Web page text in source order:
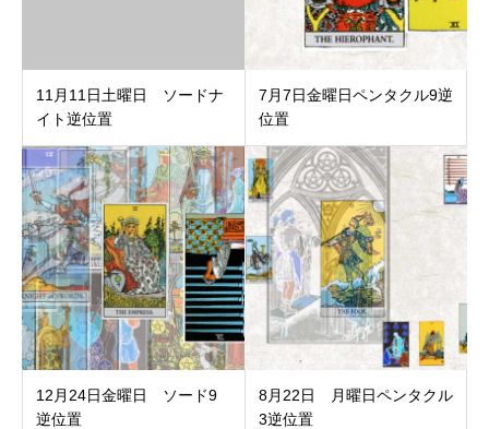
11月11日土曜日 ソードナ
イト逆位置
7月7日金曜日ペンタクル9逆
位置
12月24日金曜日 ソード9
逆位置
8月22日 月曜日ペンタクル
3逆位置